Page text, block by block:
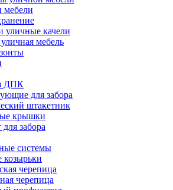
мебели
уличные качели
мебель
ДПК
для забора
штакетник
крышки
забора
системы
черепица
черепица